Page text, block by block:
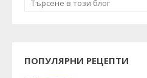
ПОПУЛЯРНИ РЕЦЕПТИ